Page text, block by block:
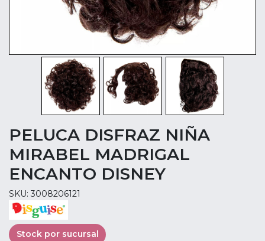
PELUCA DISFRAZ NIÑA
MIRABEL MADRIGAL
ENCANTO DISNEY
SKU: 3008206121
Stock por sucursal